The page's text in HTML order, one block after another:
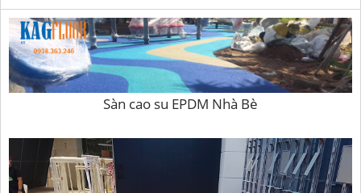
Sàn cao su EPDM Nhà Bè